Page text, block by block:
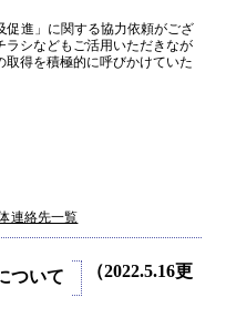
促進」に関する協力依頼がござ
ラシなどもご活用いただきなが
取得を積極的に呼びかけていた
連絡先一覧
ついて （2022.5.16更